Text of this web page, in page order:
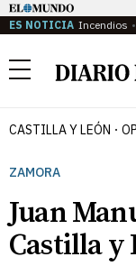
ES NOTICIA Incendios
Menú
CASTILLA Y LEÓN
ZAMORA
Juan
Castilla y